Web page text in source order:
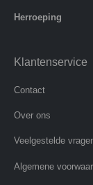
Herroeping
Klantenservice
Contact
Over ons
Veelgestelde
Algemene